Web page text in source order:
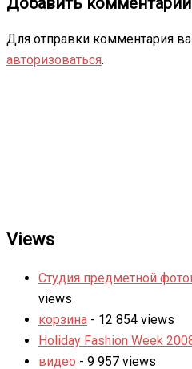
Для отправки комментария
авторизоваться.
Views
Студия предметной
views
корзина - 12 854 views
Holiday Fashion Week
видео - 9 957 views